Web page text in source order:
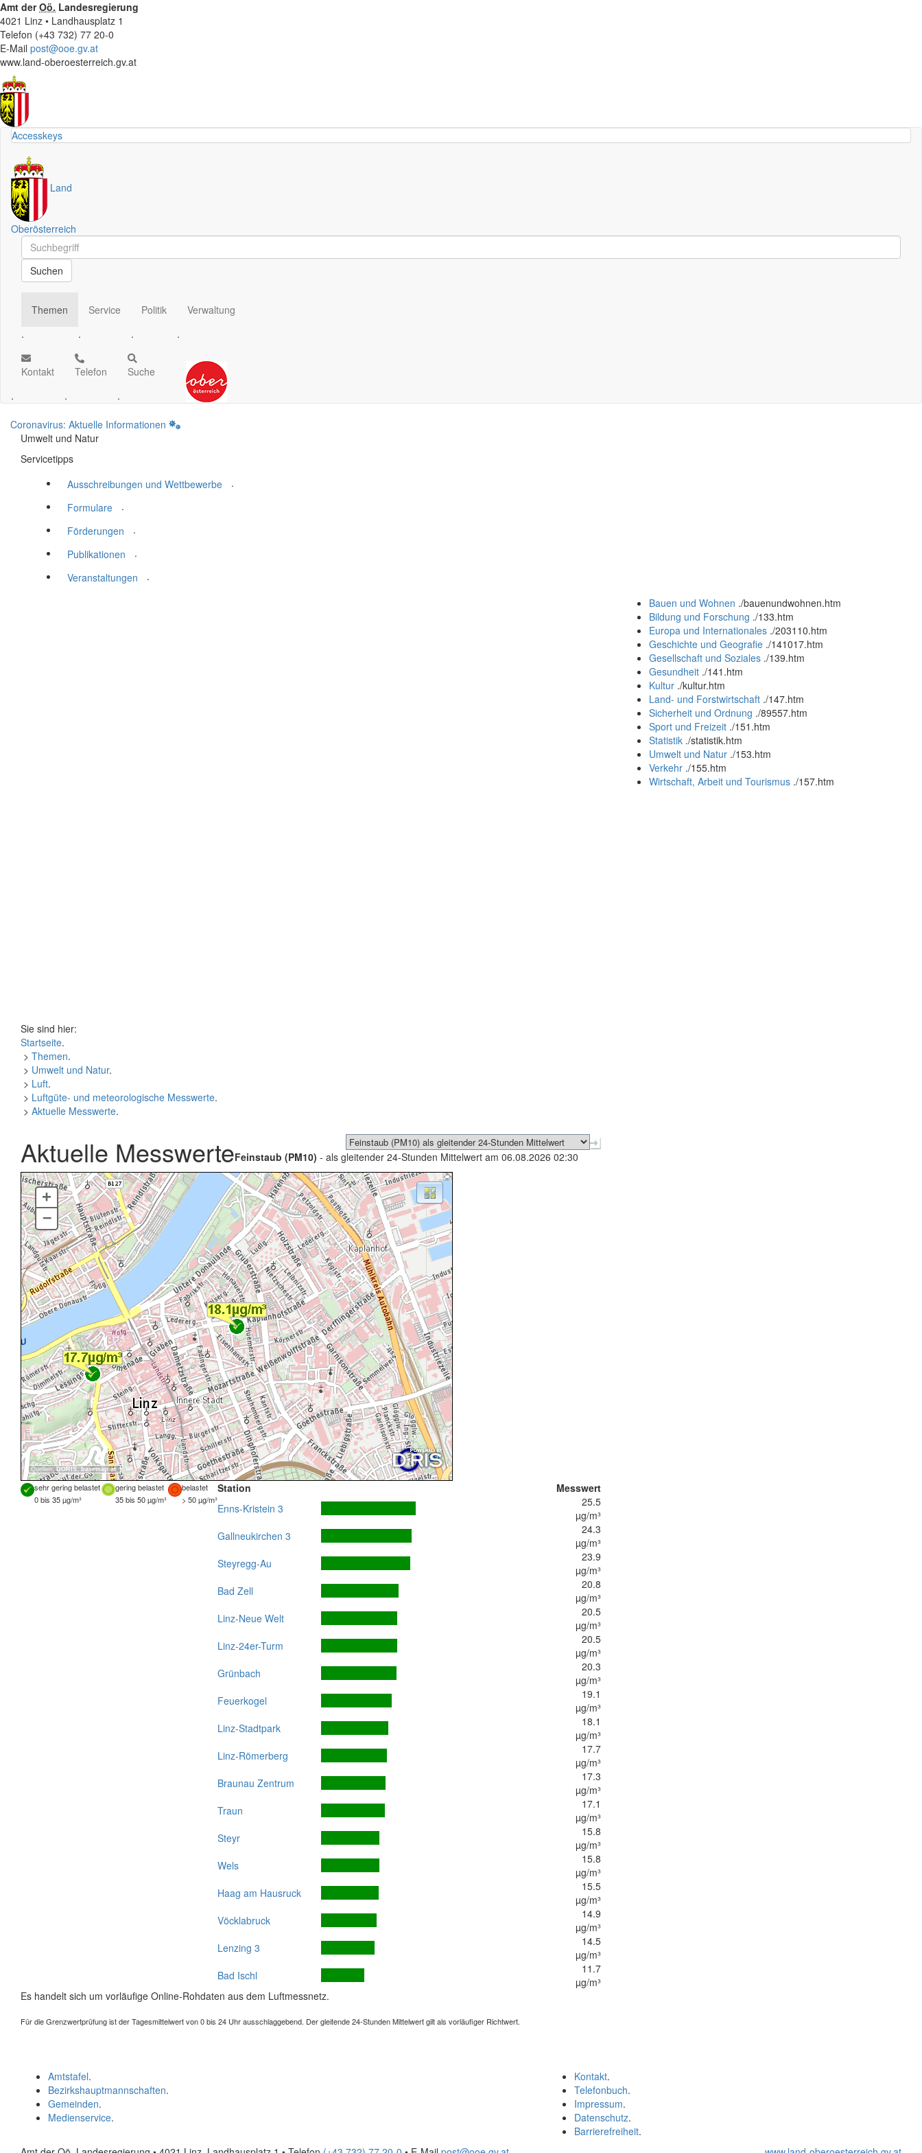
Amt derOö. Landesregierung
4021 Linz • Landhausplatz 1
Telefon (+43 732) 77 20-0
E-Mail post@ooe.gv.at
www.land-oberoesterreich.gv.at
Accesskeys
Land
Oberösterreich
Schnellsuche
Schnellsuche
Suchen
Themen
.
Service
.
Politik
.
Verwaltung
.
Kontakt
.
Telefon
.
Suche
.
Coronavirus: Aktuelle Informationen
Umwelt und Natur
Servicetipps
Ausschreibungen und Wettbewerbe
.
Formulare
.
Förderungen
.
Publikationen
.
Veranstaltungen
.
Bauen und Wohnen ./bauenundwohnen.htm
Bildung und Forschung ./133.htm
Europa und Internationales ./203110.htm
Geschichte und Geografie ./141017.htm
Gesellschaft und Soziales ./139.htm
Gesundheit ./141.htm
Kultur ./kultur.htm
Land- und Forstwirtschaft ./147.htm
Sicherheit und Ordnung ./89557.htm
Sport und Freizeit ./151.htm
Statistik ./statistik.htm
Umwelt und Natur ./153.htm
Verkehr ./155.htm
Wirtschaft, Arbeit und Tourismus ./157.htm
Sie sind hier:
Startseite.
> Themen.
> Umwelt und Natur.
> Luft.
> Luftgüte- und meteorologische Messwerte.
> Aktuelle Messwerte.
Aktuelle MesswerteFeinstaub (PM10) - als gleitender 24-Stunden Mittelwert am 06.08.2026 02:30
Quellen:DORIS, basemap.at
+
–
sehr gering belastet gering belastet
belastet
0 bis 35 µg/m³
35 bis 50 µg/m³ > 50 µg/m³
Station
Messwert
Enns-Kristein 3
25.5
µg/m³
Gallneukirchen 3
24.3
µg/m³
Steyregg-Au
23.9
µg/m³
Bad Zell
20.8
µg/m³
Linz-Neue Welt
20.5
µg/m³
Linz-24er-Turm
20.5
µg/m³
Grünbach
20.3
µg/m³
Feuerkogel
19.1
µg/m³
Linz-Stadtpark
18.1
µg/m³
Linz-Römerberg
17.7
µg/m³
Braunau Zentrum
17.3
µg/m³
Traun
17.1
µg/m³
Steyr
15.8
µg/m³
Wels
15.8
µg/m³
Haag am Hausruck
15.5
µg/m³
Vöcklabruck
14.9
µg/m³
Lenzing 3
14.5
µg/m³
Bad Ischl
11.7
µg/m³
Es handelt sich um vorläufige Online-Rohdaten aus dem Luftmessnetz.
Für die Grenzwertprüfung ist der Tagesmittelwert von 0 bis 24 Uhr ausschlaggebend. Der gleitende 24-Stunden Mittelwert gilt als vorläufiger Richtwert.
Kontakt.
Telefonbuch.
Impressum.
Datenschutz.
Barrierefreiheit.
Amtstafel.
Bezirkshauptmannschaften.
Gemeinden.
Medienservice.